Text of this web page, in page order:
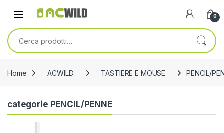
0
Cerca:
Home ACWILD TASTIERE E MOUSE PENCIL/
categorie PENCIL/PENNE